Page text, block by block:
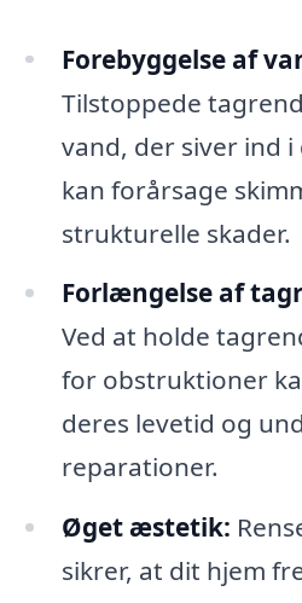
Forebyggelse af
Tilstoppede
vand, der siver ind
kan forårsage
strukturelle skader.
Forlængelse af
Ved at holde
for obstruktioner
deres levetid og
reparationer.
Øget æstetik:
sikrer, at dit hjem